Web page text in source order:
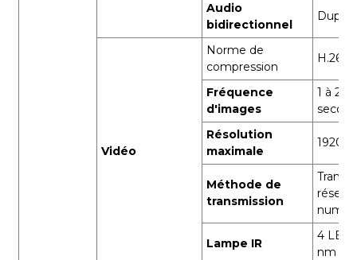
Audio
bidirectionnel
Vidéo
Norme de
compression
H.264/
Fréquence
d'images
1 à 25
Résolution
maximale
Méthode de
transmission
réseau
Lampe IR
4 LED
nm